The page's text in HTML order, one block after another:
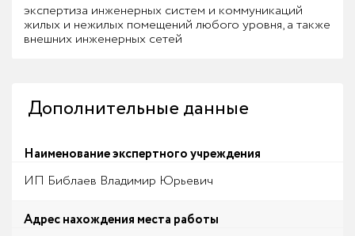
экспертиза инженерных систем и коммуникаций
жилых и нежилых помещений любого уровня, а также
внешних инженерных сетей
Дополнительные данные
Наименование экспертного учреждения
ИП Библаев Владимир Юрьевич
Адрес нахождения места работы